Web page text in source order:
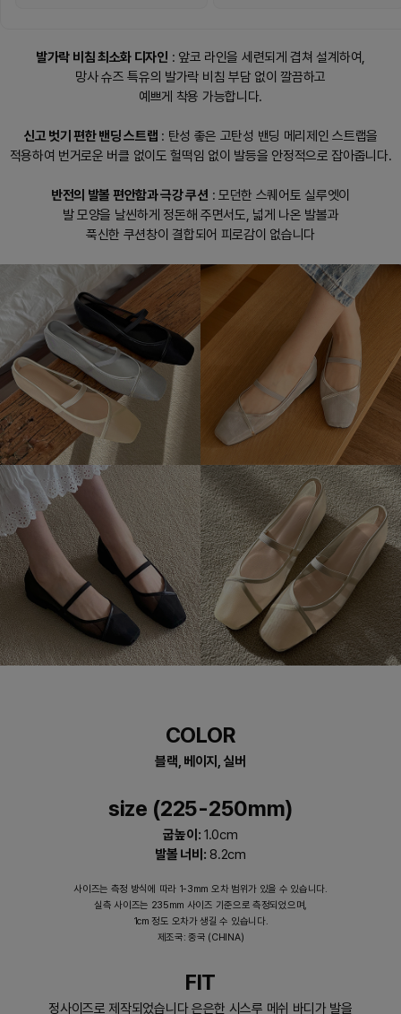
발가락 비침 최소화 디자인 : 앞코 라인을 세련되게 겹쳐 설계하여,
망사 슈즈 특유의 발가락 비침 부담 없이 깔끔하고
예쁘게 착용 가능합니다.
신고 벗기 편한 밴딩 스트랩 : 탄성 좋은 고탄성 밴딩 메리제인 스트랩을
적용하여 번거로운 버클 없이도 헐떡임 없이 발등을 안정적으로 잡아줍니다.
반전의 발볼 편안함과 극강 쿠션 : 모던한 스퀘어토 실루엣이
발 모양을 날씬하게 정돈해 주면서도, 넓게 나온 발볼과
푹신한 쿠션창이 결합되어 피로감이 없습니다
COLOR
블랙, 베이지, 실버
size (225-250mm)
굽높이: 1.0cm
발볼 너비: 8.2cm
사이즈는 측정 방식에 따라 1-3mm 오차 범위가 있을 수 있습니다.
실측 사이즈는 235mm 사이즈 기준으로 측정되었으며,
1cm 정도 오차가 생길 수 있습니다.
제조국: 중국 (CHINA)
FIT
정사이즈로 제작되었습니다 은은한 시스루 메쉬 바디가 발을